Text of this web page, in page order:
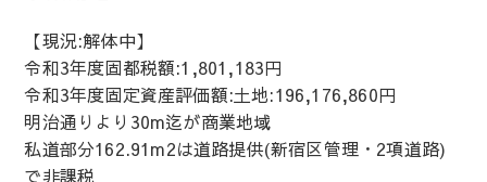
【現況:解体中】
令和3年度固都税額:1,801,183円
令和3年度固定資産評価額:土地:196,176,860円
明治通りより30m迄が商業地域
私道部分162.91m2は道路提供(新宿区管理・2項道路)
で非課税